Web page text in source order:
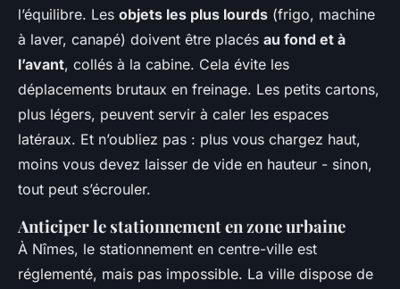
l’équilibre. Les objets les plus lourds (frigo, machine
à laver, canapé) doivent être placés au fond et à
l’avant, collés à la cabine. Cela évite les
déplacements brutaux en freinage. Les petits cartons,
plus légers, peuvent servir à caler les espaces
latéraux. Et n’oubliez pas : plus vous chargez haut,
moins vous devez laisser de vide en hauteur - sinon,
tout peut s’écrouler.
Anticiper le stationnement en zone urbaine
À Nîmes, le stationnement en centre-ville est
réglementé, mais pas impossible. La ville dispose de